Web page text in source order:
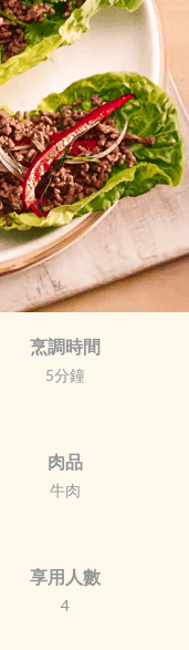
烹調時間
5分鐘
肉品
牛肉
享用人數
4